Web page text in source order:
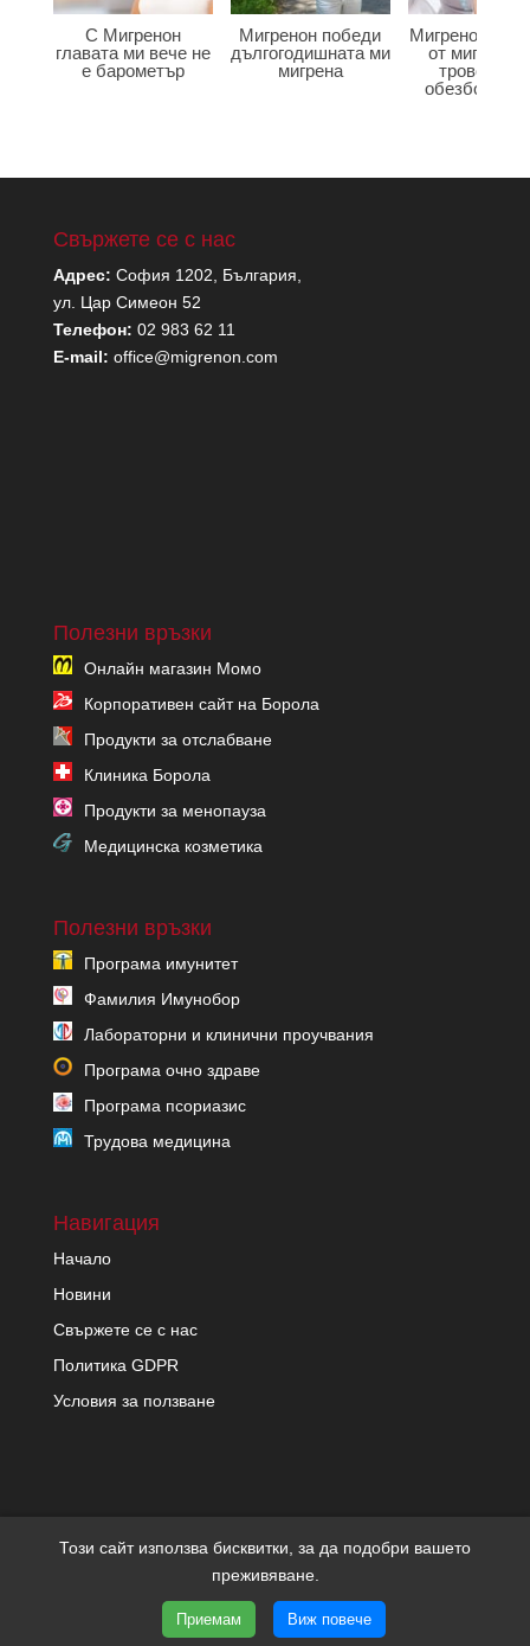
С Мигренон
главата ми вече не
е барометър
Мигренон победи
дългогодишната ми
мигрена
Мигренон ме
от
тровенето
Свържете се с нас
Адрес: София 1202, България,
ул. Цар Симеон 52
Телефон: 02 983 62 11
E-mail: office@migrenon.com
Полезни връзки
Онлайн магазин Момо
Корпоративен сайт на Борола
Продукти за отслабване
Клиника Борола
Продукти за менопауза
Медицинска козметика
Полезни връзки
Програма имунитет
Фамилия Имунобор
Лабораторни и клинични проучвания
Програма очно здраве
Програма псориазис
Трудова медицина
Навигация
Начало
Новини
Свържете се с нас
Политика GDPR
Условия за ползване
дизайн и SEO от Трибест
Този сайт използва бисквитки, за да подобри вашето
преживяване.
Приемам Виж повече